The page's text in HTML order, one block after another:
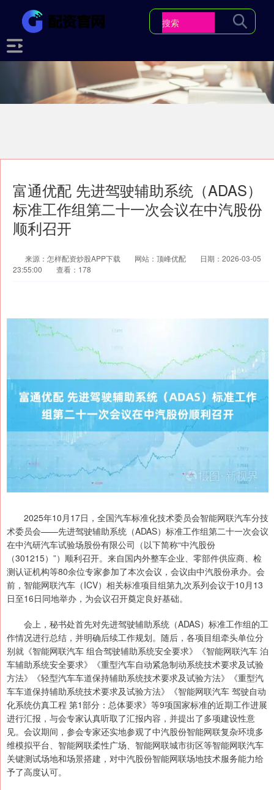
富通优配 先进驾驶辅助系统（ADAS）
标准工作组第二十一次会议在中汽股份
顺利召开
来源：怎样配资炒股APP下载 网站：顶峰优配
日期：2026-03-05
23:55:00
查看：178
2025年10月17日，全国汽车标准化技术委员会智能网联汽车分技
术委员会——先进驾驶辅助系统（ADAS）标准工作组第二十一次会议
在中汽研汽车试验场股份有限公司（以下简称“中汽股份
（301215）”）顺利召开。来自国内外整车企业、零部件供应商、检
测认证机构等80余位专家参加了本次会议，会议由中汽股份承办。会
前，智能网联汽车（ICV）相关标准项目组第九次系列会议于10月13
日至16日同地举办，为会议召开奠定良好基础。
会上，秘书处首先对先进驾驶辅助系统（ADAS）标准工作组的工
作情况进行总结，并明确后续工作规划。随后，各项目组牵头单位分
别就《智能网联汽车 组合驾驶辅助系统安全要求》《智能网联汽车 泊
车辅助系统安全要求》《重型汽车自动紧急制动系统技术要求及试验
方法》《轻型汽车车道保持辅助系统技术要求及试验方法》《重型汽
车车道保持辅助系统技术要求及试验方法》《智能网联汽车 驾驶自动
化系统仿真工程 第1部分：总体要求》等9项国家标准的近期工作进展
进行汇报，与会专家认真听取了汇报内容，并提出了多项建设性意
见。会议期间，参会专家还实地参观了中汽股份智能网联复杂环境多
维模拟平台、智能网联柔性广场、智能网联城市街区等智能网联汽车
关键测试场地和场景搭建，对中汽股份智能网联场地技术服务能力给
予了高度认可。